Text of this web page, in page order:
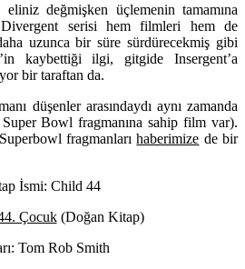
eliniz değmişken üçlemenin tamamına
Divergent serisi hem filmleri hem de
uzunca bir süre sürdürecekmiş gibi
kaybettiği ilgi, gitgide Insergent’a
bir taraftan da.
düşenler arasındaydı aynı zamanda
Bowl fragmanına sahip film var).
fragmanlarıhaberimize de bir
İsmi: Child 44
Çocuk(Doğan Kitap)
Tom Rob Smith